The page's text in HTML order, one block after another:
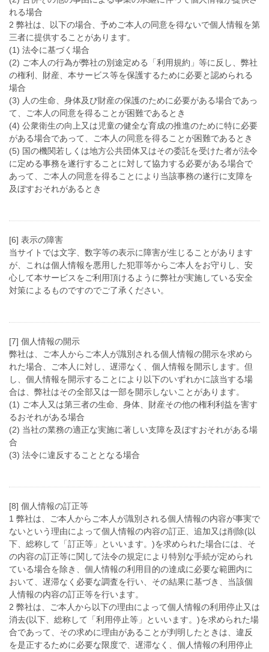
れる場合
2 弊社は、以下の場合、予めご本人の同意を得ないで個人情報を第
三者に提供することがあります。
(1) 法令に基づく場合
(2) ご本人の行為が弊社の別途定める「利用規約」等に反し、弊社
の権利、財産、本サービス等を保護するために必要と認められる
場合
(3) 人の生命、身体及び財産の保護のために必要がある場合であっ
て、ご本人の同意を得ることが困難であるとき
(4) 公衆衛生の向上又は児童の健全な育成の推進のために特に必要
がある場合であって、ご本人の同意を得ることが困難であるとき
(5) 国の機関若しくは地方公共団体又はその委託を受けた者が法令
に定める事務を遂行することに対して協力する必要がある場合で
あって、ご本人の同意を得ることにより当該事務の遂行に支障を
及ぼすおそれがあるとき
[6] 表示の障害
当サイトでは文字、数字等の表示に障害が生じることがあります
が、これは個人情報を悪用した犯罪等からご本人をお守りし、安
心して本サービスをご利用頂けるように弊社が実施している安全
対策によるものですのでご了承ください。
[7] 個人情報の開示
弊社は、ご本人からご本人が識別される個人情報の開示を求めら
れた場合、ご本人に対し、遅滞なく、個人情報を開示します。但
し、個人情報を開示することにより以下のいずれかに該当する場
合は、弊社はその全部又は一部を開示しないことがあります。
(1) ご本人又は第三者の生命、身体、財産その他の権利利益を害す
るおそれがある場合
(2) 当社の業務の適正な実施に著しい支障を及ぼすおそれがある場
合
(3) 法令に違反することとなる場合
[8] 個人情報の訂正等
1 弊社は、ご本人からご本人が識別される個人情報の内容が事実で
ないという理由によって個人情報の内容の訂正、追加又は削除(以
下、総称して「訂正等」といいます。)を求められた場合には、そ
の内容の訂正等に関して法令の規定により特別な手続が定められ
ている場合を除き、個人情報の利用目的の達成に必要な範囲内に
おいて、遅滞なく必要な調査を行い、その結果に基づき、当該個
人情報の内容の訂正等を行います。
2 弊社は、ご本人から以下の理由によって個人情報の利用停止又は
消去(以下、総称して「利用停止等」といいます。)を求められた場
合であって、その求めに理由があることが判明したときは、違反
を是正するために必要な限度で、遅滞なく、個人情報の利用停止